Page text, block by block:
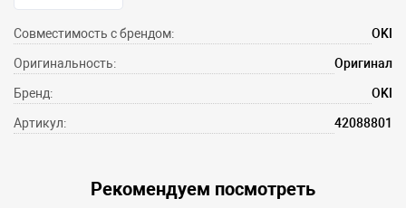
Совместимость с брендом: OKI
Оригинальность: Оригинал
Бренд: OKI
Артикул: 42088801
Рекомендуем посмотреть